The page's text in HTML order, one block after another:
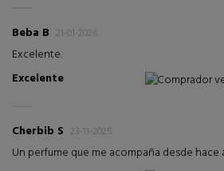
Beba B 21-01-2026
Excelente.
Excelente
Comprador
Cherbib S 23-11-2025
Un perfume que me acompaña desde hace